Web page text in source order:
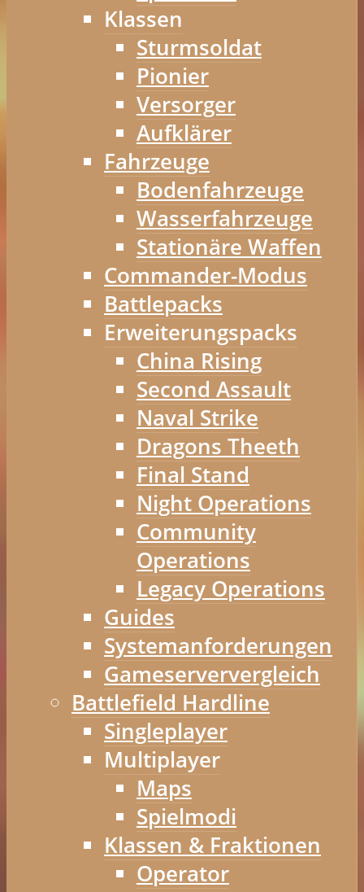
Klassen
Sturmsoldat
Pionier
Versorger
Aufklärer
Fahrzeuge
Bodenfahrzeuge
Wasserfahrzeuge
Stationäre Waffen
Commander-Modus
Battlepacks
Erweiterungspacks
China Rising
Second Assault
Naval Strike
Dragons Theeth
Final Stand
Night Operations
Community
Operations
Legacy Operations
Guides
Systemanforderungen
Gameserververgleich
Battlefield Hardline
Singleplayer
Multiplayer
Maps
Spielmodi
Klassen & Fraktionen
Operator